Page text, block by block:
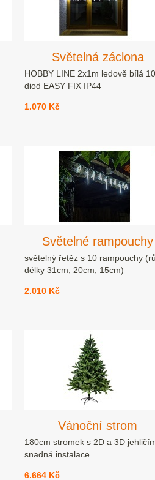
Světelná záclona
HOBBY LINE 2x1m ledově bílá
diod EASY FIX IP44
1.070 Kč
Světelné rampouchy
světelný řetěz s 10 rampouchy
délky 31cm, 20cm, 15cm)
2.010 Kč
Vánoční strom
180cm stromek s 2D a 3D
snadná instalace
6.664 Kč